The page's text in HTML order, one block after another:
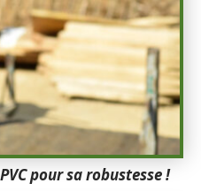
pour sa robustesse !